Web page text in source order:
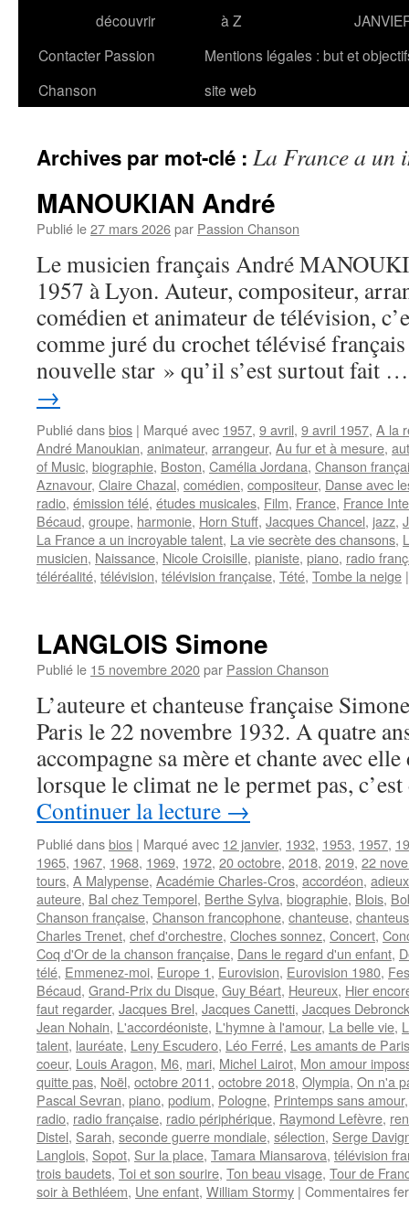
découvrir
à Z
Contacter Passion
Chanson
Mentions légales : but et
site web
Archives par mot-clé : La France a un
MANOUKIAN André
Publié le27 mars 2026par Passion Chanson
Le musicien français André
1957 à Lyon. Auteur, compositeur,
comédien et animateur de télévision,
comme juré du crochet télévisé
nouvelle star » qu’il s’est surtout fait
→
Publié dansbios | Marqué avec 1957, 9 avril, 9 avril 1957, A la
André Manoukian, animateur, arrangeur, Au fur et à mesure,
of Music, biographie, Boston, Camélia Jordana, Chanson
Aznavour, Claire Chazal, comédien, compositeur, Danse avec
radio, émission télé, études musicales, Film, France, France
Bécaud, groupe, harmonie, Horn Stuff, Jacques Chancel, jazz,
La France a un incroyable talent, La vie secrète des chansons,
musicien, Naissance, Nicole Croisille, pianiste, piano, radio
téléréalité, télévision, télévision française, Tété, Tombe la neige |
LANGLOIS Simone
Publié le 15 novembre 2020par Passion Chanson
L’auteure et chanteuse française
Paris le 22 novembre 1932. A quatre
accompagne sa mère et chante avec
lorsque le climat ne le permet pas,
Continuer la lecture →
Publié dansbios | Marqué avec 12 janvier, 1932, 1953, 1957,
1965, 1967, 1968, 1969, 1972, 20 octobre, 2018, 2019, 22
tours, A Malypense, Académie Charles-Cros, accordéon, adieux
auteure, Bal chez Temporel, Berthe Sylva, biographie, Blois,
Chanson française, Chanson francophone, chanteuse,
Charles Trenet, chef d'orchestre, Cloches sonnez, Concert,
Coq d'Or de la chanson française, Dans le regard d'un enfant,
télé, Emmenez-moi, Europe 1, Eurovision, Eurovision 1980,
Bécaud, Grand-Prix du Disque, Guy Béart, Heureux, Hier
faut regarder, Jacques Brel, Jacques Canetti, Jacques
Jean Nohain, L'accordéoniste, L'hymne à l'amour, La belle vie,
talent, lauréate, Leny Escudero, Léo Ferré, Les amants de Paris
coeur, Louis Aragon, M6, mari, Michel Lairot, Mon amour
quitte pas, Noël, octobre 2011, octobre 2018, Olympia, On n'a
Pascal Sevran, piano, podium, Pologne, Printemps sans amour
radio, radio française, radio périphérique, Raymond Lefèvre,
Distel, Sarah, seconde guerre mondiale, sélection, Serge
Langlois, Sopot, Sur la place, Tamara Miansarova, télévision
trois baudets, Toi et son sourire, Ton beau visage, Tour de
soir à Bethléem, Une enfant, William Stormy | Commentaires